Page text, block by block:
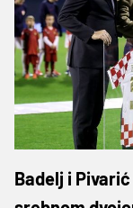
Badelj i